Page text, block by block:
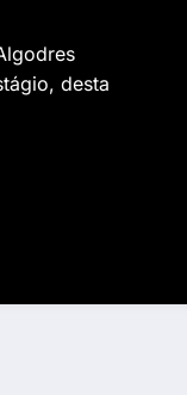
desta